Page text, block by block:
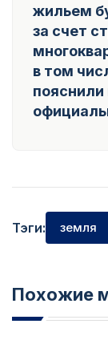
жильем
за счет
в том
пояснили
Тэги: земля
Похожие